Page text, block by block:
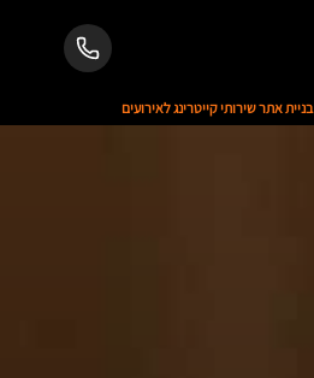
בניית אתר שירותי קייטרינג לאירועים